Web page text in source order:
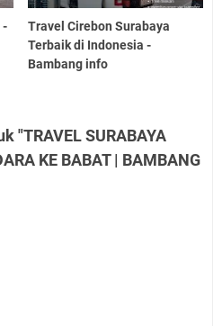
-
Travel Cirebon Surabaya
Terbaik di Indonesia -
Bambang info
"TRAVEL SURABAYA
KE BABAT | BAMBANG